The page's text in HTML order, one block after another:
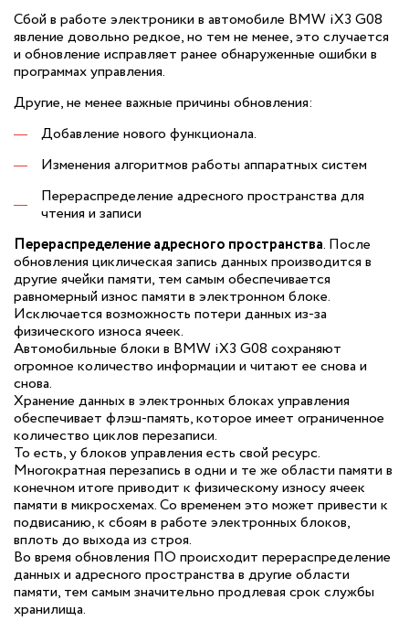
Сбой в работе электроники в автомобиле BMW iX3 G08
явление довольно редкое, но тем не менее, это случается
и обновление исправляет ранее обнаруженные ошибки в
программах управления.
Другие, не менее важные причины обновления:
Добавление нового функционала.
Изменения алгоритмов работы аппаратных систем
Перераспределение адресного пространства для
чтения и записи
Перераспределение адресного пространства. После
обновления циклическая запись данных производится в
другие ячейки памяти, тем самым обеспечивается
равномерный износ памяти в электронном блоке.
Исключается возможность потери данных из-за
физического износа ячеек.
Автомобильные блоки в BMW iX3 G08 сохраняют
огромное количество информации и читают ее снова и
снова.
Хранение данных в электронных блоках управления
обеспечивает флэш-память, которое имеет ограниченное
количество циклов перезаписи.
То есть, у блоков управления есть свой ресурс.
Многократная перезапись в одни и те же области памяти в
конечном итоге приводит к физическому износу ячеек
памяти в микросхемах. Со временем это может привести к
подвисанию, к сбоям в работе электронных блоков,
вплоть до выхода из строя.
Во время обновления ПО происходит перераспределение
данных и адресного пространства в другие области
памяти, тем самым значительно продлевая срок службы
хранилища.